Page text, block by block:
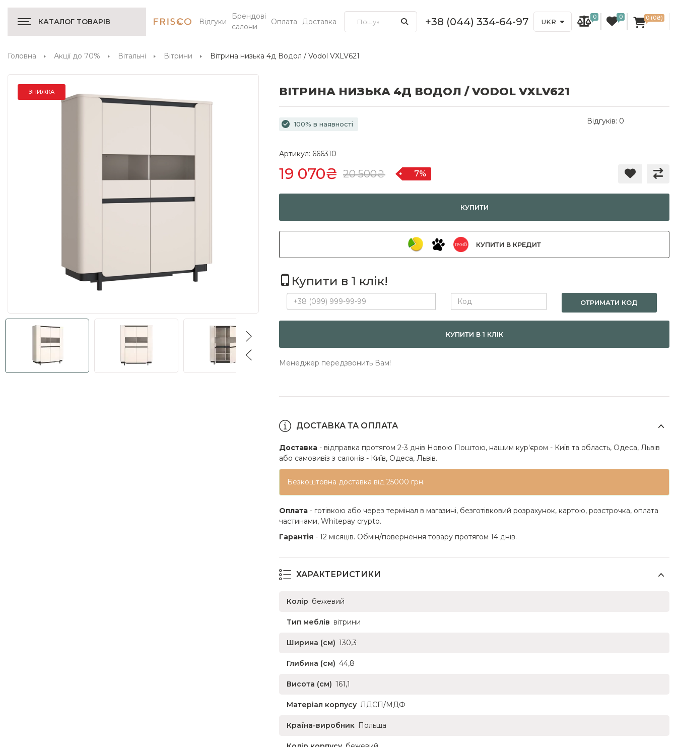
КАТАЛОГ ТОВАРІВ Відгуки
Брендові
салони
Оплата Доставка +38 (044) 334-64-97 UKR
0 0 0 (0₴)
Головна Акції до 70% Вітальні Вітрини Вітрина низька 4д Водол / Vodol VXLV621
ЗНИЖКА ВІТРИНА НИЗЬКА 4Д ВОДОЛ / VODOL VXLV621
100% в наявності Відгуків: 0
Артикул: 666310
19 070₴ 20 500₴ 7%
КУПИТИ
КУПИТИ В КРЕДИТ
Купити в 1 клік!
ОТРИМАТИ КОД
КУПИТИ В 1 КЛІК
Менеджер передзвонить Вам!
ДОСТАВКА ТА ОПЛАТА
Доставка - відправка протягом 2-3 днів Новою Поштою, нашим кур'єром - Київ та область, Одеса, Львів
або самовивіз з салонів - Київ, Одеса, Львів.
Безкоштовна доставка від 25000 грн.
Оплата - готівкою або через термінал в магазині, безготівковий розрахунок, картою, розстрочка, оплата
частинами, Whitepay crypto.
Гарантія - 12 місяців. Обмін/повернення товару протягом 14 днів.
ХАРАКТЕРИСТИКИ
Колір бежевий
Тип меблів вітрини
Ширина (см) 130,3
Глибина (см) 44,8
Висота (см) 161,1
Матеріал корпусу ЛДСП/МДФ
Країна-виробник Польща